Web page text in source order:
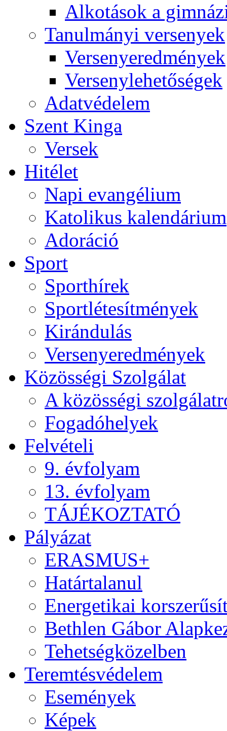
Alkotások a
Tanulmányi versenyek
Versenyeredmények
Versenylehetőségek
Adatvédelem
Szent Kinga
Versek
Hitélet
Napi evangélium
Katolikus kalendárium
Adoráció
Sport
Sporthírek
Sportlétesítmények
Kirándulás
Versenyeredmények
Közösségi Szolgálat
A közösségi
Fogadóhelyek
Felvételi
9. évfolyam
13. évfolyam
TÁJÉKOZTATÓ
Pályázat
ERASMUS+
Határtalanul
Energetikai
Bethlen Gábor
Tehetségközelben
Teremtésvédelem
Események
Képek